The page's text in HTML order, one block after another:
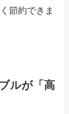
節約できま
ルが「高